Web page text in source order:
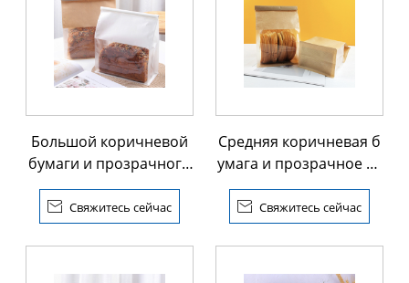
Большой коричневой
бумаги и прозрачного
окна хлеба плоское дн
о мешок с оловянным
 Свяжитесь сейчас
Средняя коричневая б
умага и прозрачное ок
но хлеба плоское дно
мешок с оловянным к
 Свяжитесь сейчас